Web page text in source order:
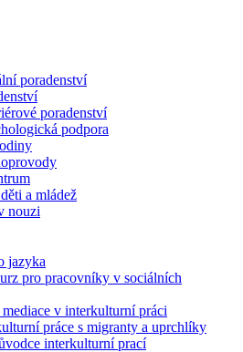
poradenství
poradenství
podpora
a mládež
nouzi
jazyka
pro pracovníky v sociálních
v interkulturní práci
práce s migranty a uprchlíky
interkulturní prací